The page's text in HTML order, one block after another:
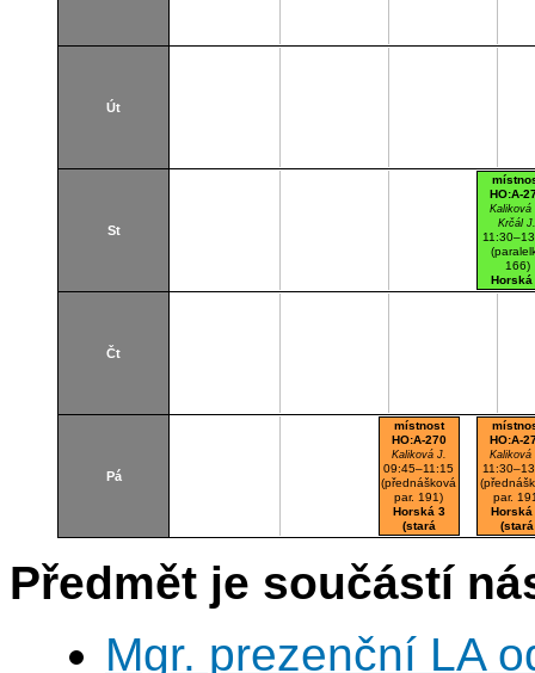
Út
St
HO:A-
Kaliková
Krčál
166)
(stará
Čt
Pá
místnost
HO:A-270
Kaliková J.
09:45–11:15
(přednášková
par. 191)
Horská 3
(stará
budova)
Počítačová
učebna
HO:A-
Kaliková
par.
(stará
Předmět je součástí
Mgr. prezenční LA